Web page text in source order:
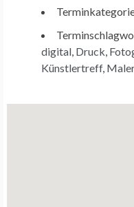
digital Druck
Künstlertreff,